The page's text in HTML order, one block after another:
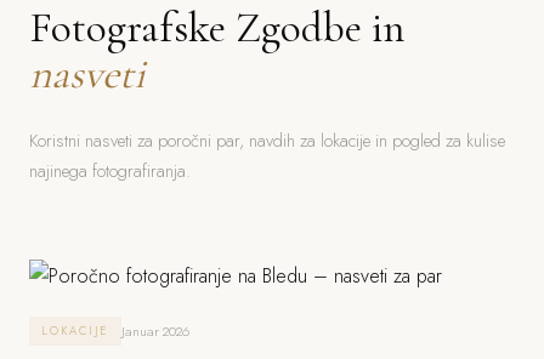
Fotografske Zgodbe in
nasveti
Koristni nasveti za poročni par, navdih za lokacije in pogled za kulise
najinega fotografiranja.
LOKACIJE Januar 2026